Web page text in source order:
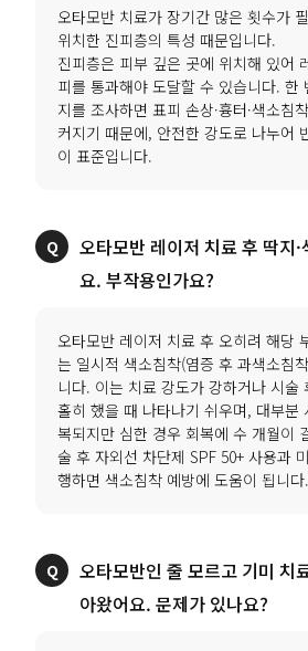
오타모반 치료가 장기간 많은 횟수가
위치한 진피층의 특성 때문입니다.
진피층은 피부 깊은 곳에 위치해 있어
피를 통과해야 도달할 수 있습니다. 한
지를 조사하면 표피 손상·흉터·색소침
커지기 때문에, 안전한 강도로 나누어
오타모반 레이저 치료 후 딱지
요. 부작용인가요?
오타모반 레이저 치료 후 오히려 해당
는 일시적 색소침착(염증 후 과색소침
니다. 이는 치료 강도가 강하거나 시술
홀히 했을 때 나타나기 쉬우며, 대부분
복되지만 심한 경우 회복에 수 개월이
술 후 자외선 차단제 SPF 50+ 사용과
행하면 색소침착 예방에 도움이 됩니다.
오타모반인 줄 모르고 기미 치
아왔어요. 문제가 있나요?